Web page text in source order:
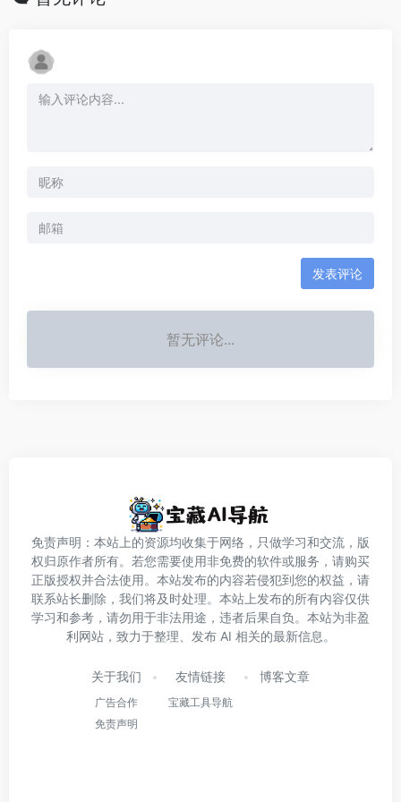
发表评论
暂无评论...
免责声明：本站上的资源均收集于网络，只做学习和交流，版
权归原作者所有。若您需要使用非免费的软件或服务，请购买
正版授权并合法使用。本站发布的内容若侵犯到您的权益，请
联系站长删除，我们将及时处理。本站上发布的所有内容仅供
学习和参考，请勿用于非法用途，违者后果自负。本站为非盈
利网站，致力于整理、发布 AI 相关的最新信息。
关于我们
广告合作
免责声明
友情链接
宝藏工具导航
博客文章